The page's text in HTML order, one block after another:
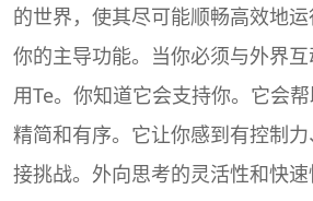
的世界，使其尽可能顺畅高效地
你的主导功能。当你必须与外界
用Te。你知道它会支持你。它会帮
精简和有序。它让你感到有控制
接挑战。外向思考的灵活性和快